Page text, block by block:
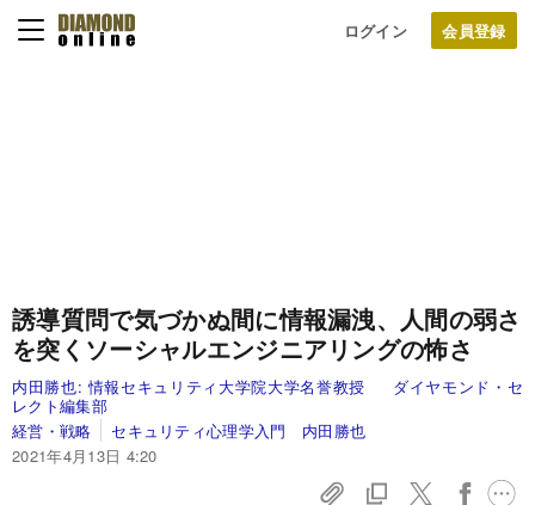
ログイン
誘導質問で気づかぬ間に情報漏洩、人間の弱さ
を突くソーシャルエンジニアリングの怖さ
内田勝也:情報セキュリティ大学院大学名誉教授
ダイヤモンド・セ
レクト編集部
経営・戦略
セキュリティ心理学入門 内田勝也
2021年4月13日 4:20